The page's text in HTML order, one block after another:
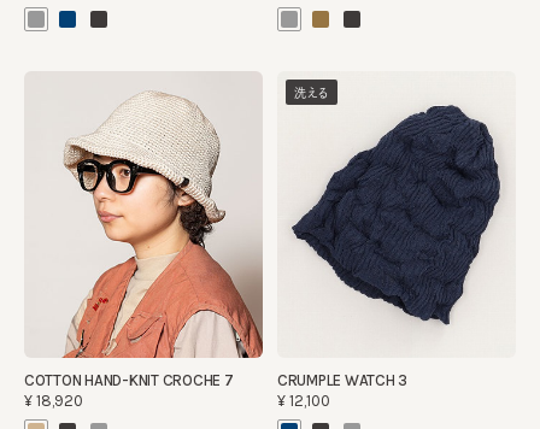
COTTON HAND-KNIT CROCHE 7
¥18,920
洗える
CRUMPLE WATCH 3
¥12,100